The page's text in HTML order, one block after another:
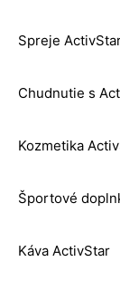
Spreje
Chudnutie s
Kozmetika
Športové
Káva ActivStar